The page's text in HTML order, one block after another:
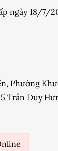
ngày 18/7/
Phường
Trần Duy